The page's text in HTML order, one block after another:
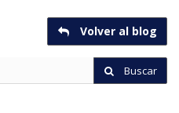
Volver al blog
Buscar